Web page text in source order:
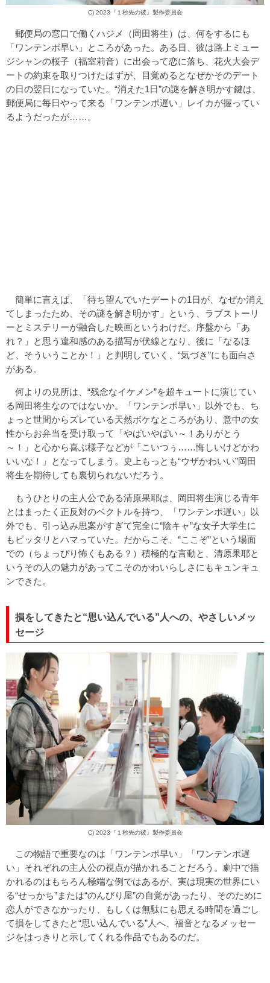
C) 2023『１秒先の彼』製作委員会
郵便局の窓口で働くハジメ（岡田将生）は、何をするにも
「ワンテンポ早い」ところがあった。ある日、彼は路上ミュー
ジシャンの桜子（福室莉音）に出会って恋に落ち、花火大会デ
ートの約束を取りつけたはずが、目覚めるとなぜかそのデート
の日の翌日になっていた。“消えた1日”の謎を解き明かす鍵は、
郵便局に毎日やって来る「ワンテンポ遅い」レイカが握ってい
るようだったが……。
簡単に言えば、「待ち望んでいたデートの1日が、なぜか消え
てしまったため、その謎を解き明かす」という、ラブストーリ
ーとミステリーが融合した映画というわけだ。序盤から「あ
れ？」と思う違和感のある描写が伏線となり、後に「なるほ
ど、そういうことか！」と判明していく、“気づき”にも面白さ
がある。
何よりの見所は、“残念なイケメン”を超キュートに演じてい
る岡田将生なのではないか。「ワンテンポ早い」以外でも、ち
ょっと世間からズレている天然ボケなところがあり、意中の女
性からお弁当を受け取って「やばいやばい～！ありがとう
～！」と心から喜ぶ様子などが「こいつぅ……悔しいけどかわ
いいな！」となってしまう。史上もっとも“ウザかわいい”岡田
将生を期待しても裏切られないだろう。
もうひとりの主人公である清原果耶は、岡田将生演じる青年
とはまったく正反対のベクトルを持つ、「ワンテンポ遅い」以
外でも、引っ込み思案がすぎて完全に“陰キャ”な女子大学生に
もピッタリとハマっていた。だからこそ、“ここぞ”という場面
での（ちょっぴり怖くもある？）積極的な言動と、清原果耶と
いうその人の魅力があってこそのかわいらしさにもキュンキュ
ンできた。
損をしてきたと“思い込んでいる”人への、やさしいメッ
セージ
C) 2023『１秒先の彼』製作委員会
この物語で重要なのは「ワンテンポ早い」「ワンテンポ遅
い」それぞれの主人公の視点が描かれることだろう。劇中で描
かれるのはもちろん極端な例ではあるが、実は現実の世界にい
る“せっかち”または“のんびり屋”の自覚があったり、そのために
恋人ができなかったり、もしくは無駄にも思える時間を過ごし
て損をしてきたと“思い込んでいる”人へ、福音となるメッセー
ジをはっきりと示してくれる作品でもあるのだ。